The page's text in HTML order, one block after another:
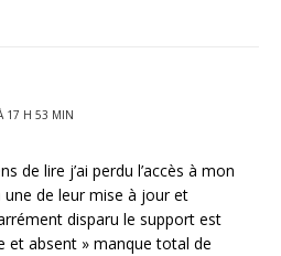
17 H 53 MIN
de lire j’ai perdu l’accès à mon
de leur mise à jour et
disparu le support est
et absent » manque total de